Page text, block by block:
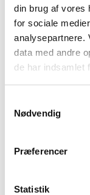
din brug af vores
for sociale
analysepartnere.
data med andre
de har indsamlet
Nødvendig
Præferencer
Statistik